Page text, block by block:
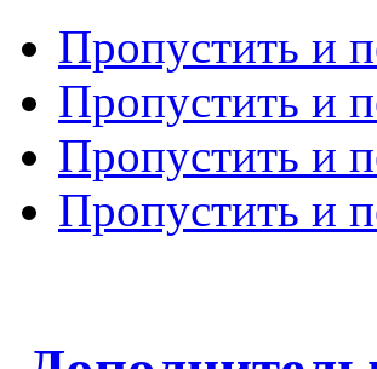
Пропустить и
Пропустить и
Пропустить и
Пропустить и